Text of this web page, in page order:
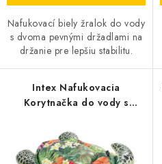
Nafukovací biely žralok do vody
s dvoma pevnými držadlami na
držanie pre lepšiu stabilitu.
Intex Nafukovacia
Korytnačka do vody s